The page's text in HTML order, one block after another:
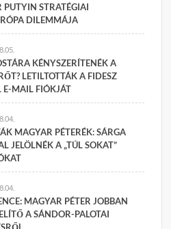
STRATÉGIAI
DILEMMÁJA
KÉNYSZERÍTENÉK A
LETILTOTTÁK A FIDESZ
E-MAIL FIÓKJÁT
MAGYAR PÉTERÉK: SÁRGA
JELÖLNÉK A „TÚL SOKAT”
MAGYAR PÉTER JOBBAN
A SÁNDOR-PALOTAI